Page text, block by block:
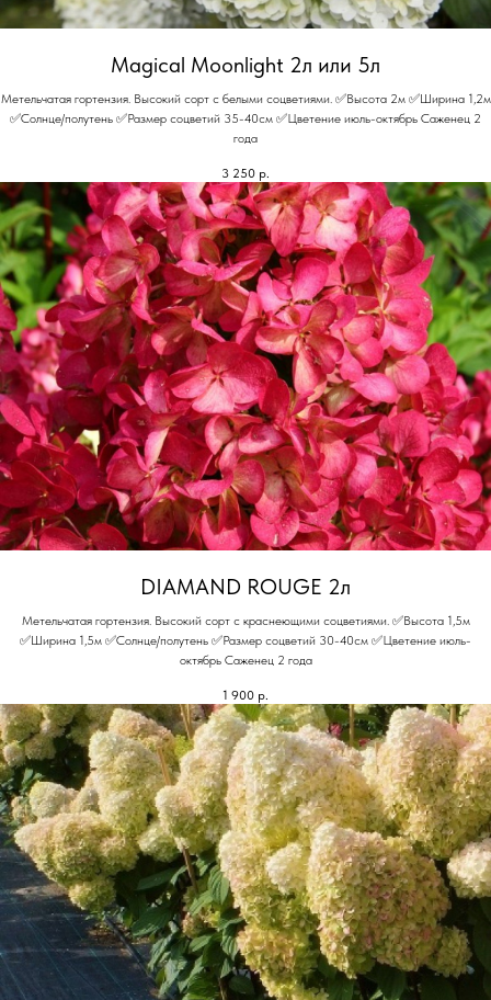
Magical Moonlight 2л или 5л
Метельчатая гортензия. Высокий сорт с белыми соцветиями. ✅Высота 2м ✅Ширина 1,2м
✅Солнце/полутень ✅Размер соцветий 35-40см ✅Цветение июль-октябрь Саженец 2
года
3 250 р.
DIAMAND ROUGE 2л
Метельчатая гортензия. Высокий сорт с краснеющими соцветиями. ✅Высота 1,5м
✅Ширина 1,5м ✅Солнце/полутень ✅Размер соцветий 30-40см ✅Цветение июль-
октябрь Саженец 2 года
1 900 р.